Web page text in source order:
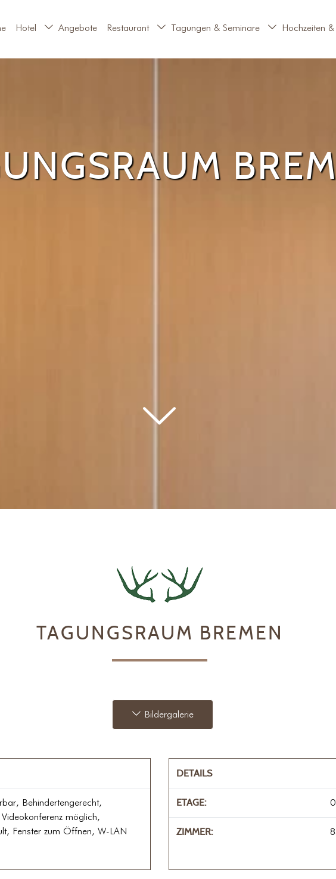
Hotel Angebote Restaurant Tagungen & Seminare Hochzeiten
TAGUNGSRAUM BREMEN
Bildergalerie
Behindertengerecht,
möglich,
Fenster zum Öffnen, W-LAN
DETAILS
ETAGE: 0
ZIMMER: